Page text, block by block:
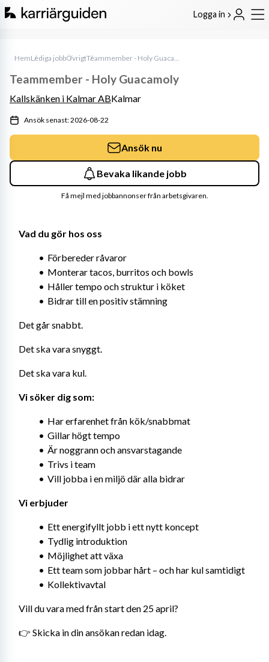
Logga in
HemLediga jobbÖvrigt Teammember - Holy Guacamoly
Vad du gör hos oss
Förbereder råvaror
Monterar tacos, burritos och bowls
Håller tempo och struktur i köket
Bidrar till en positiv stämning
Det går snabbt.
Det ska vara snyggt.
Det ska vara kul.
Vi söker dig som:
Har erfarenhet från kök/snabbmat
Gillar högt tempo
Är noggrann och ansvarstagande
Trivs i team
Vill jobba i en miljö där alla bidrar
Vi erbjuder
Ett energifyllt jobb i ett nytt koncept
Tydlig introduktion
Möjlighet att växa
Ett team som jobbar hårt – och har kul samtidigt
Kollektivavtal
Vill du vara med från start den 25 april?
👉 Skicka in din ansökan redan idag.
Teammember - Holy Guacamoly
Kallskänken i Kalmar ABKalmar
Ansök senast: 2026-08-22
Ansök nu
Bevaka likande jobb
Få mejl med jobbannonser från arbetsgivaren.